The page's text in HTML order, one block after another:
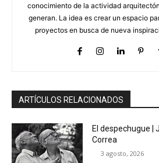
conocimiento de la actividad
generan. La idea es crear un espacio
proyectos en busca de nueva
ARTÍCULOS RELACIONADOS
El despechugue |
Correa
3 agosto, 2026